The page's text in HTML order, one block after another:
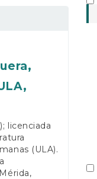
licenciada
(ULA).